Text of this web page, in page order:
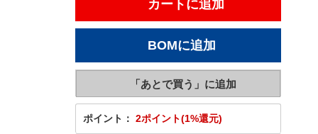
ポイント： 2ポイント(1%還元)